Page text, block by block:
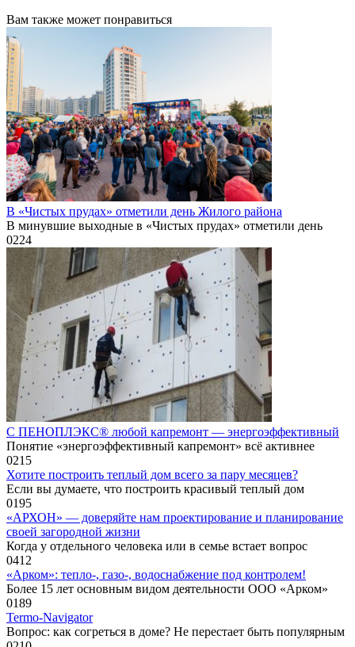
Вам также может понравиться
В «Чистых прудах» отметили день Жилого района
В минувшие выходные в «Чистых прудах» отметили день
0224
С ПЕНОПЛЭКС® любой капремонт — энергоэффективный
Понятие «энергоэффективный капремонт» всё активнее
0215
Хотите построить теплый дом всего за пару месяцев?
Если вы думаете, что построить красивый теплый дом
0195
«АРХОН» — доверяйте нам проектирование и планирование
своей загородной жизни
Когда у отдельного человека или в семье встает вопрос
0412
«Арком»: тепло-, газо-, водоснабжение под контролем!
Более 15 лет основным видом деятельности ООО «Арком»
0189
Termo-Navigator
Вопрос: как согреться в доме? Не перестает быть популярным